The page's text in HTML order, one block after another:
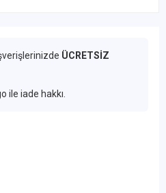
ÜCRETSİZ
ile iade hakkı.